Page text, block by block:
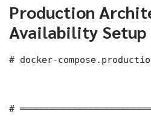
Production
Availability Setup
# docker-
#